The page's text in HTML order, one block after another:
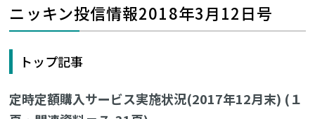
ニッキン投信情報2018年3月12日号
トップ記事
定時定額購入サービス実施状況(2017年12月末) (１